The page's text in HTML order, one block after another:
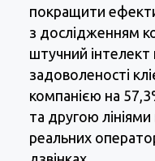
покращити
з дослідженням
штучний інтелект
задоволеності
компанією на
та другою
реальних